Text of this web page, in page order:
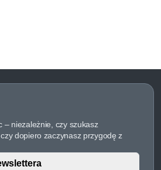
– niezależnie, czy szukasz
dopiero zaczynasz przygodę z